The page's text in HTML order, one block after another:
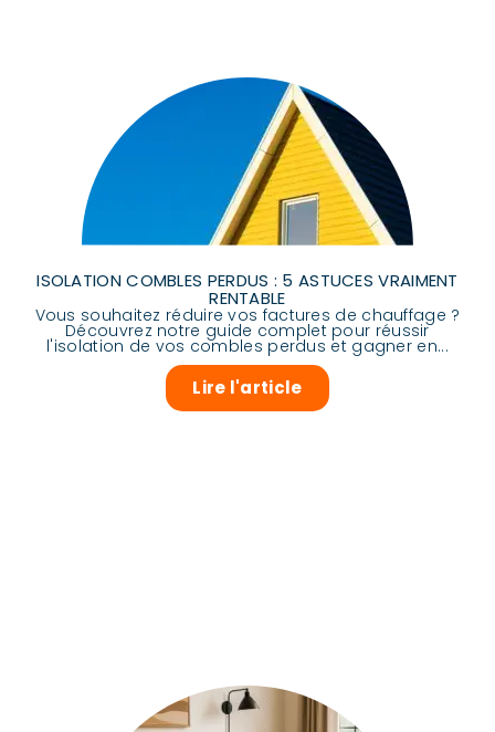
ISOLATION COMBLES PERDUS : 5 ASTUCES VRAIMENT
RENTABLE
Vous souhaitez réduire vos factures de chauffage ?
Découvrez notre guide complet pour réussir
l'isolation de vos combles perdus et gagner en...
Lire l'article